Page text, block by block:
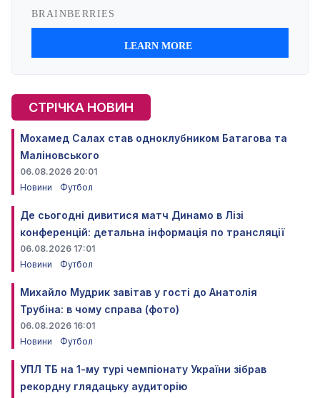
СТРІЧКА НОВИН
Мохамед Салах став одноклубником Батагова та
Маліновського
06.08.2026 20:01
Новини
Футбол
Де сьогодні дивитися матч Динамо в Лізі
конференцій: детальна інформація по трансляції
06.08.2026 17:01
Новини
Футбол
Михайло Мудрик завітав у гості до Анатолія
Трубіна: в чому справа (фото)
06.08.2026 16:01
Новини
Футбол
УПЛ ТБ на 1-му турі чемпіонату України зібрав
рекордну глядацьку аудиторію